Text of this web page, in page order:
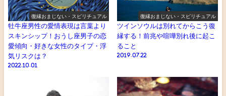
復縁おまじない・スピリチュアル
牡牛座男性の愛情表現は言葉より
スキンシップ！おうし座男子の恋
愛傾向・好きな女性のタイプ・浮
気リスクは？
2022.10.01
復縁おまじない・スピリチュアル
ツインソウルは別れてからこう復
縁する！前兆や喧嘩別れ後に起こ
ること
2019.07.22